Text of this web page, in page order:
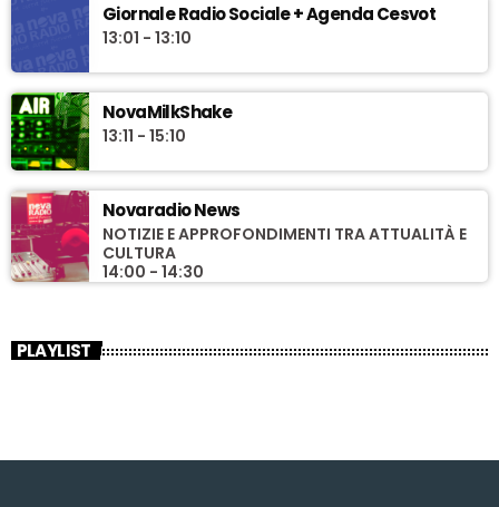
Giornale Radio Sociale + Agenda Cesvot
13:01 - 13:10
NovaMilkShake
13:11 - 15:10
Novaradio News
NOTIZIE E APPROFONDIMENTI TRA ATTUALITÀ E
CULTURA
14:00 - 14:30
PLAYLIST